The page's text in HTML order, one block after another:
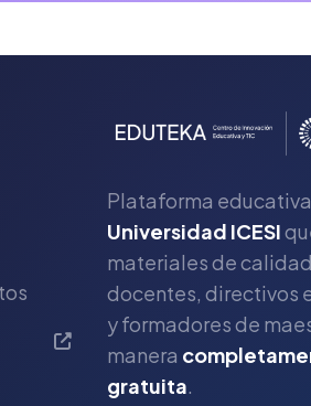
Plataforma
Universidad ICESI
materiales de
docentes, directivos
y formadores de
manera
gratuita.